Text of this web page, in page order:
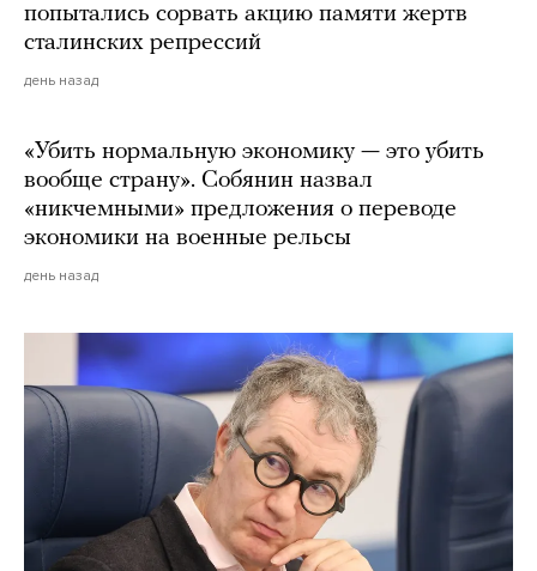
попытались сорвать акцию памяти жертв
сталинских репрессий
день назад
«Убить нормальную экономику — это убить
вообще страну». Собянин назвал
«никчемными» предложения о переводе
экономики на военные рельсы
день назад